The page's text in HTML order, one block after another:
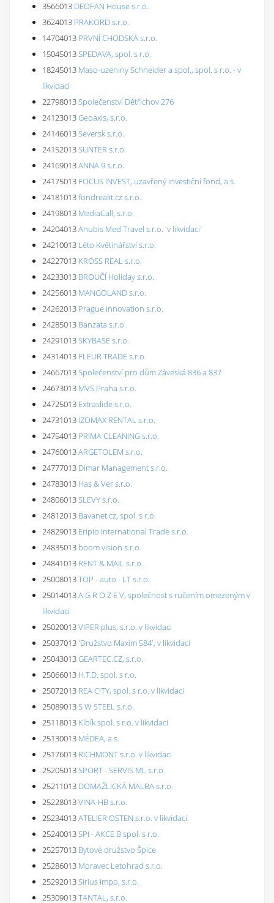
3566013 DEOFAN House s.r.o.
3624013 PRAKORD s.r.o.
14704013 PRVNÍ CHODSKÁ s.r.o.
15045013SPEDAVA, spol. s r.o.
18245013 Maso-uzeniny Schneider a spol., spol. s r.o. - v
likvidaci
22798013Společenství Dětřichov 276
24123013Geoaxis, s.r.o.
24146013Seversk s.r.o.
24152013SUNTER s.r.o.
24169013ANNA 9 s.r.o.
24175013 FOCUS INVEST, uzavřený investiční fond, a.s.
24181013fondrealit.cz s.r.o.
24198013 MediaCall, s.r.o.
24204013Anubis Med Travel s.r.o. 'v likvidaci'
24210013 Léto Květinářství s.r.o.
24227013 KROSS REAL s.r.o.
24233013 BROUČÍ Holiday s.r.o.
24256013 MANGOLAND s.r.o.
24262013 Prague innovation s.r.o.
24285013 Banzata s.r.o.
24291013SKYBASE s.r.o.
24314013 FLEUR TRADE s.r.o.
24667013Společenství pro dům Záveská 836 a 837
24673013 MVS Praha s.r.o.
24725013 Extraslide s.r.o.
24731013 IZOMAX RENTAL s.r.o.
24754013 PRIMA CLEANING s.r.o.
24760013ARGETOLEM s.r.o.
24777013 Dimar Management s.r.o.
24783013 Has & Ver s.r.o.
24806013SLEVY s.r.o.
24812013 Bavanet.cz, spol. s r.o.
24829013 Eripio International Trade s.r.o.
24835013 boom vision s.r.o.
24841013 RENT & MAIL s.r.o.
25008013TOP - auto - LT s.r.o.
25014013A G R O Z E V, společnost s ručením omezeným v
likvidaci
25020013VIPER plus, s.r.o. v likvidaci
25037013'Družstvo Maxim 584', v likvidaci
25043013GEARTEC.CZ, s.r.o.
25066013 H.T.D. spol. s r.o.
25072013 REA CITY, spol. s r.o. v likvidaci
25089013S W STEEL s.r.o.
25118013 Klbík spol. s r.o. v likvidaci
25130013 MÉDEA, a.s.
25176013 RICHMONT s.r.o. v likvidaci
25205013SPORT - SERVIS ML s.r.o.
25211013 DOMAŽLICKÁ MALBA s.r.o.
25228013VINA-HB s.r.o.
25234013ATELIER OSTEN s.r.o. v likvidaci
25240013SPI - AKCE B spol. s r.o.
25257013 Bytové družstvo Špice
25286013 Moravec Letohrad s.r.o.
25292013Sírius Impo, s.r.o.
25309013TANTAL, s.r.o.